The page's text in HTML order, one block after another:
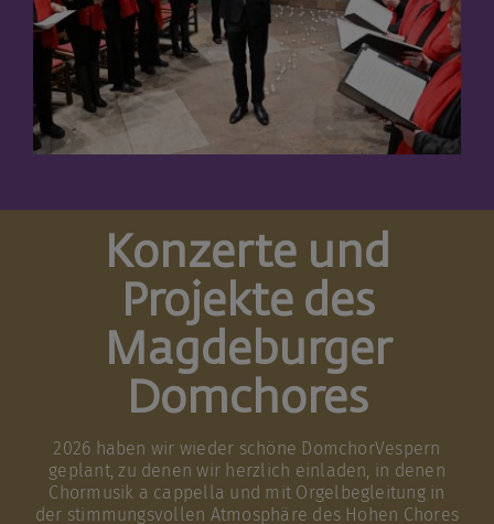
Konzerte und
Projekte des
Magdeburger
Domchores
2026 haben wir wieder schöne DomchorVespern
geplant, zu denen wir herzlich einladen, in denen
Chormusik a cappella und mit Orgelbegleitung in
der stimmungsvollen Atmosphäre des Hohen Chores